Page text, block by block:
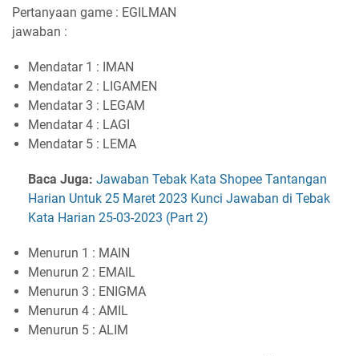
Pertanyaan game : EGILMAN
jawaban :
Mendatar 1 : IMAN
Mendatar 2 : LIGAMEN
Mendatar 3 : LEGAM
Mendatar 4 : LAGI
Mendatar 5 : LEMA
Baca Juga: Jawaban Tebak Kata Shopee Tantangan
Harian Untuk 25 Maret 2023 Kunci Jawaban di Tebak
Kata Harian 25-03-2023 (Part 2)
Menurun 1 : MAIN
Menurun 2 : EMAIL
Menurun 3 : ENIGMA
Menurun 4 : AMIL
Menurun 5 : ALIM